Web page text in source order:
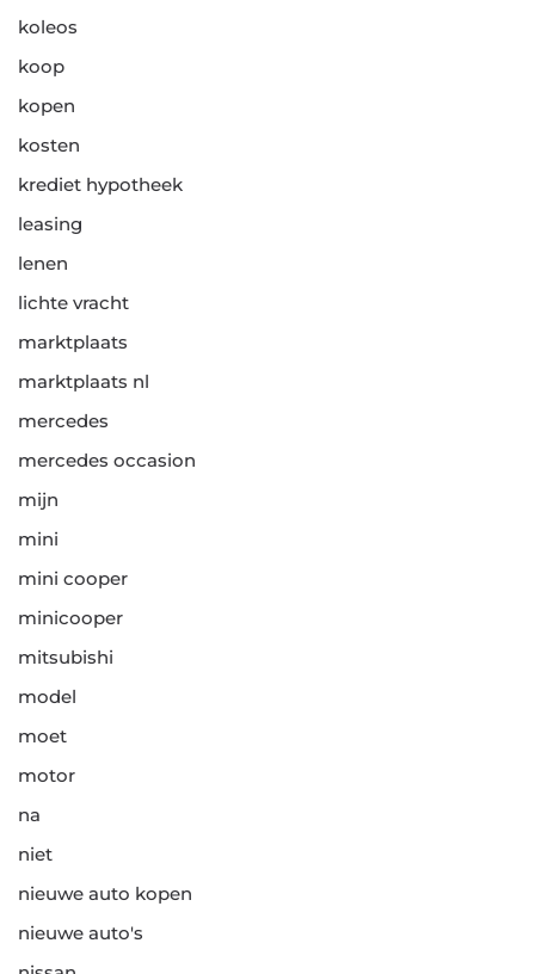
koleos
koop
kopen
kosten
krediet hypotheek
leasing
lenen
lichte vracht
marktplaats
marktplaats nl
mercedes
mercedes occasion
mijn
mini
mini cooper
minicooper
mitsubishi
model
moet
motor
na
niet
nieuwe auto kopen
nieuwe auto's